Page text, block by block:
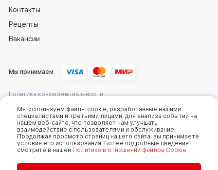
Мы используем файлы cookie, разработанные нашими
специалистами и третьими лицами, для анализа событий на
нашем веб-сайте, что позволяет нам улучшать
взаимодействие с пользователями и обслуживание.
Продолжая просмотр страниц нашего сайта, вы принимаете
условия его использования. Более подробные сведения
смотрите в нашей Политике в отношении файлов Cookie.
Контакты
Рецепты
Вакансии
2025 © Компания «Сахалин рыба»
Мы используем cookie-файлы, чтобы получать
статистику, которая помогает показывать вам
можете отключить cookie-файлы в настройках.
Политика конфиденциальности
Оферта
Мы принимаем